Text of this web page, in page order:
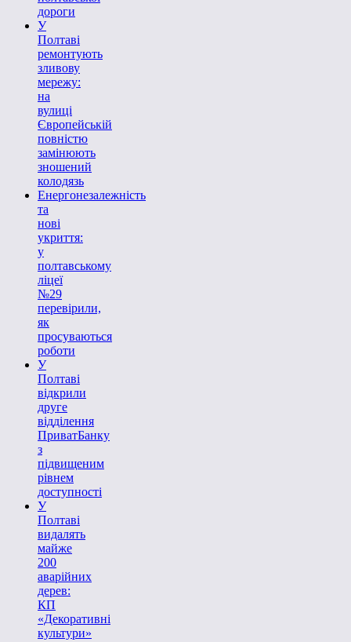
дороги
У
Полтаві
ремонтують
зливову
мережу:
на
вулиці
Європейській
повністю
замінюють
зношений
колодязь
Енергонезалежність
та
нові
укриття:
у
полтавському
ліцеї
№29
перевірили,
як
просуваються
роботи
У
Полтаві
відкрили
друге
відділення
ПриватБанку
з
підвищеним
рівнем
доступності
У
Полтаві
видалять
майже
200
аварійних
дерев:
КП
«Декоративні
культури»